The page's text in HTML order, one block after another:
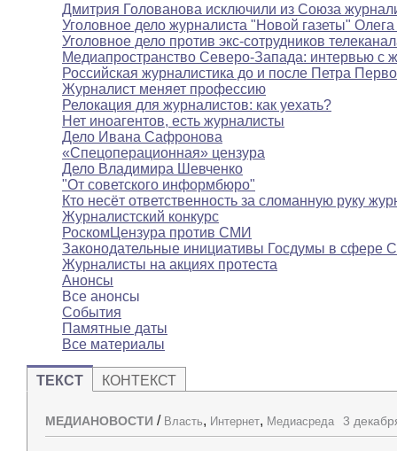
Дмитрия Голованова исключили из Союза
Уголовное дело журналиста "Новой газеты"
Уголовное дело против экс-сотрудников
Медиапространство Северо-Запада: интервью с
Российская журналистика до и после Петра
Журналист меняет профессию
Релокация для журналистов: как уехать?
Нет иноагентов, есть журналисты
Дело Ивана Сафронова
«Спецоперационная» цензура
Дело Владимира Шевченко
"От советского информбюро"
Кто несёт ответственность за сломанную руку
Журналистский конкурс
РоскомЦензура против СМИ
Законодательные инициативы Госдумы в сфере
Журналисты на акциях протеста
Анонсы
Все анонсы
События
Памятные даты
Все материалы
ТЕКСТ КОНТЕКСТ
МЕДИАНОВОСТИ / Власть, Интернет, Медиасреда 3